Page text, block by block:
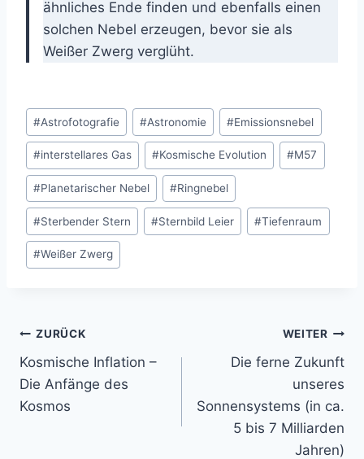
ähnliches Ende finden und ebenfalls einen
solchen Nebel erzeugen, bevor sie als
Weißer Zwerg verglüht.
Schlagworte:
#Astrofotografie #Astronomie #Emissionsnebel
#interstellares Gas #Kosmische Evolution #M57
#Planetarischer Nebel #Ringnebel
#Sterbender Stern #Sternbild Leier #Tiefenraum
#Weißer Zwerg
Beitragsnavigation
ZURÜCK
Kosmische Inflation –
Die Anfänge des
Kosmos
WEITER
Die ferne Zukunft
unseres
Sonnensystems (in ca.
5 bis 7 Milliarden
Jahren)